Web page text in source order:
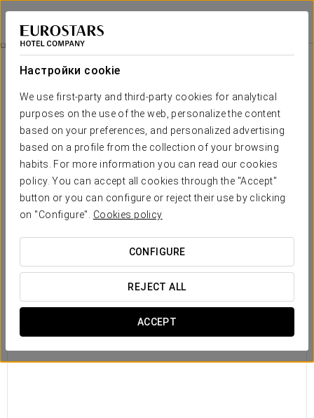
Настройки cookie
We use first-party and third-party cookies for analytical
purposes on the use of the web, personalize the content
based on your preferences, and personalized advertising
based on a profile from the collection of your browsing
habits. For more information you can read our cookies
policy. You can accept all cookies through the "Accept"
button or you can configure or reject their use by clicking
on "Configure". Cookies policy
CONFIGURE
REJECT ALL
ACCEPT
Eurostars Centrale Palace
ПАЛЕРМО
Питание